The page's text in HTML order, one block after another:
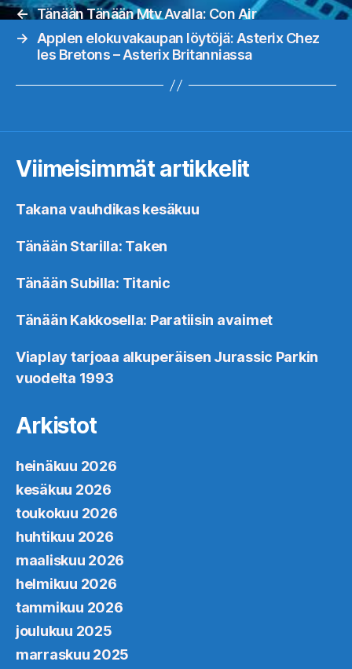
← Tänään Tänään Mtv Avalla: Con Air
→
Applen elokuvakaupan löytöjä: Asterix Chez
les Bretons – Asterix Britanniassa
Viimeisimmät artikkelit
Takana vauhdikas kesäkuu
Tänään Starilla: Taken
Tänään Subilla: Titanic
Tänään Kakkosella: Paratiisin avaimet
Viaplay tarjoaa alkuperäisen Jurassic Parkin
vuodelta 1993
Arkistot
heinäkuu 2026
kesäkuu 2026
toukokuu 2026
huhtikuu 2026
maaliskuu 2026
helmikuu 2026
tammikuu 2026
joulukuu 2025
marraskuu 2025